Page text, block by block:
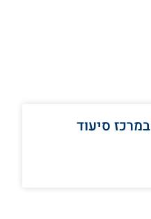
מכתב תודה למחלקה 3 במרכז סיעוד